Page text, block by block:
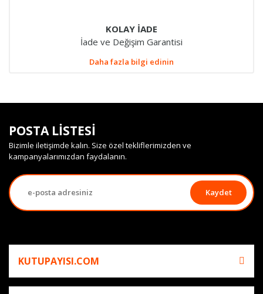
KOLAY İADE
İade ve Değişim Garantisi
Daha fazla bilgi edinin
POSTA LİSTESİ
Bizimle iletişimde kalın. Size özel tekliflerimizden ve
kampanyalarımızdan faydalanın.
Kaydet
KUTUPAYISI.COM